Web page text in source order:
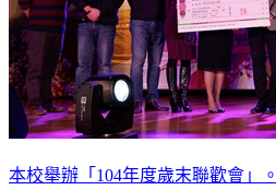
本校舉辦「104年度歲末聯歡會」。